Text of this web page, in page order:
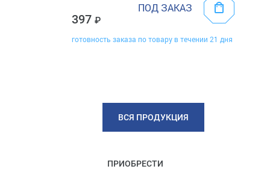
397
ПОД ЗАКАЗ
готовность заказа по товару в течении 21 дня
ВСЯ ПРОДУКЦИЯ
ПРИОБРЕСТИ